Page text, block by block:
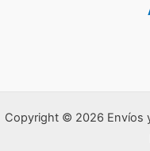
Copyright © 2026 Envíos